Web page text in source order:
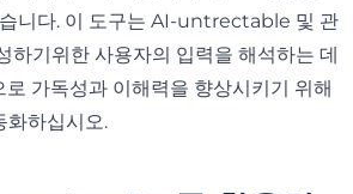
니다. 이 도구는 AI-untrectable 및 관
하기위한 사용자의 입력을 해석하는 데
가독성과 이해력을 향상시키기 위해
화하십시오.